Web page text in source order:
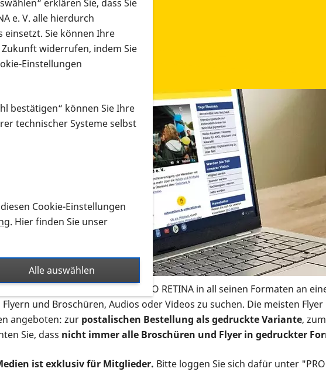
in verschiedenen Formaten an
Sie nach Infonmaterial suchen und dieses bestellen bzw. herunterladen
Infomaterial auf der PRO RETINA-Website für blinde und
Sie sämtliches Infomaterial der PRO RETINA in all seinen Formaten an
und Broschüren, Audios oder Videos zu suchen. Die meisten
angeboten: zur postalischen Bestellung als gedruckte Variante,
Sie, dass nicht immer alle Broschüren und Flyer in gedruckter
ist exklusiv für Mitglieder. Bitte loggen Sie sich dafür unter
erklären Sie, dass Sie
e. V. alle hierdurch
einsetzt. Sie können Ihre
widerrufen, indem Sie
Einstellungen
bestätigen“ können Sie Ihre
technischer Systeme selbst
Cookie-Einstellungen
. Hier finden Sie unser
Alle auswählen